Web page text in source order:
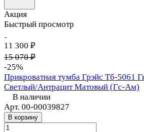
Акция
Быстрый просмотр
11 300 ₽
15 070 ₽
-25%
Прикроватная тумба Грэйс Тб-5061
Светлый/Антрацит Матовый (Гс-Ам)
В наличии
Арт. 00-00039827
В корзину